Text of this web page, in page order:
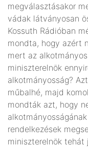
megválasztásakor
vádak látványosan
Kossuth Rádióban
mondta, hogy azért
mert az
miniszterelnök
alkotmányosság?
műbalhé, majd
mondták azt, hogy
rendelkezések
miniszterelnök